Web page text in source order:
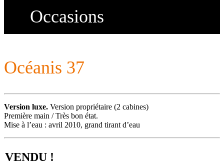
Occasions
Océanis 37
Version luxe. Version propriétaire (2 cabines)
Première main / Très bon état.
Mise à l’eau : avril 2010, grand tirant d’eau
VENDU !